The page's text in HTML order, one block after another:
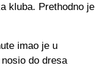
kluba. Prethodno je
imao je u
do dresa